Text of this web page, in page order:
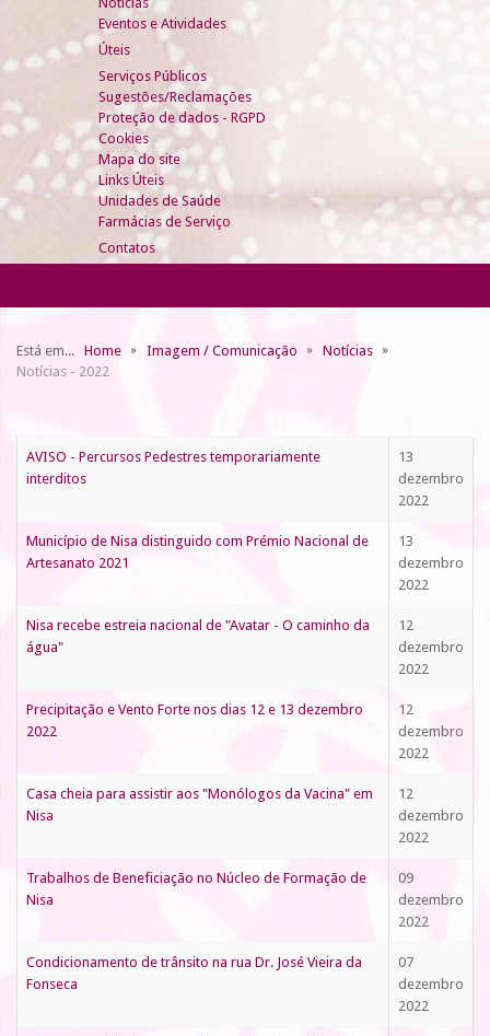
Eventos e Atividades
Úteis
Serviços Públicos
Sugestões/Reclamações
Proteção de dados - RGPD
Cookies
Mapa do site
Links Úteis
Unidades de Saúde
Farmácias de Serviço
Contatos
Está em... Home Imagem / Comunicação
Notícias
Notícias - 2022
AVISO - Percursos Pedestres temporariamente
interditos
13
dezembro
2022
Município de Nisa distinguido com Prémio Nacional de
Artesanato 2021
13
dezembro
2022
Nisa recebe estreia nacional de "Avatar - O caminho da
água"
12
dezembro
2022
Precipitação e Vento Forte nos dias 12 e 13 dezembro
2022
12
dezembro
2022
Casa cheia para assistir aos "Monólogos da Vacina" em
Nisa
12
dezembro
2022
Trabalhos de Beneficiação no Núcleo de Formação de
Nisa
09
dezembro
2022
Condicionamento de trânsito na rua Dr. José Vieira da
Fonseca
07
dezembro
2022